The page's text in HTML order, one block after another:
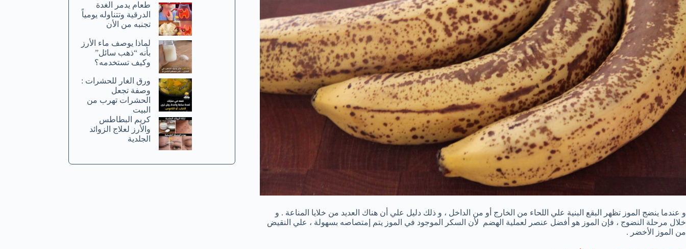
و عندما ينضج الموز تظهر البقع البنية علي اللحاء من الخارج أو من الداخل ، و ذلك دليل علي أن هناك العديد من خلايا المناعة . و
خلال مرحلة النضوج ، فإن الموز هو أفضل عنصر لعملية الهضم لأن السكر الموجود في الموز يتم إمتصاصه بسهولة ، علي النقيض
من الموز الأخضر .
طعام يدمر الغدة
الدرقية وتتناوله يومياً
تجنبه من الأن
لماذا يوصف ماء الأرز
بأنه “ذهب سائل”
وكيف تستخدمه؟
ورق الغار للحشرات :
وصفة تجعل
الحشرات تهرب من
البيت
كريم البطاطس
والأرز لعلاج الزوائد
الجلدية